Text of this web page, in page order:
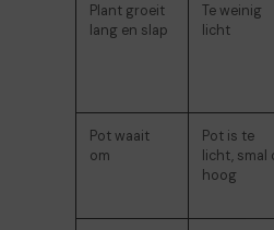
Plant groeit
lang en slap
Te weinig
licht
Pot waait
om
Pot is te
licht, smal
hoog